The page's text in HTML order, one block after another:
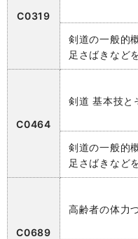
C0319
剣道の一般的
足さばきなど
C0464
剣道 基本技と
剣道の一般的
足さばきなど
C0689
高齢者の体力